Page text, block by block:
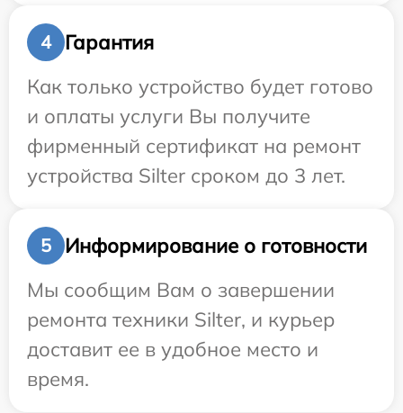
4
Гарантия
Как только устройство будет готово
и оплаты услуги Вы получите
фирменный сертификат на ремонт
устройства Silter сроком до 3 лет.
5
Информирование о готовности
Мы сообщим Вам о завершении
ремонта техники Silter, и курьер
доставит ее в удобное место и
время.